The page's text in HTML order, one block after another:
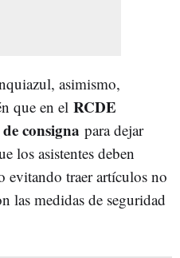
asimismo,
que en el RCDE
consigna para dejar
los asistentes deben
evitando traer artículos no
las medidas de seguridad